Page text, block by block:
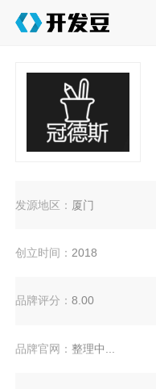
发源地区： 厦门
创立时间： 2018
品牌评分：8.00
品牌官网：整理中...